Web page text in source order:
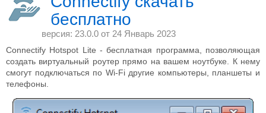
бесплатно
версия: 23.0.0 от 24 Январь 2023
Connectify Hotspot Lite - бесплатная программа, позволяющая
создать виртуальный роутер прямо на вашем ноутбуке. К нему
смогут подключаться по Wi-Fi другие компьютеры, планшеты и
телефоны.